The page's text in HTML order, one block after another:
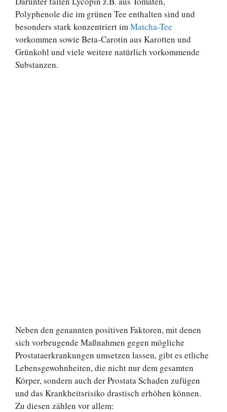
Polyphenole die im grünen Tee enthalten sind und
besonders stark konzentriert imMatcha-Tee
vorkommen sowie Beta-Carotin aus Karotten und
Grünkohl und viele weitere natürlich vorkommende
Substanzen.
Neben den genannten positiven Faktoren, mit denen
sich vorbeugende Maßnahmen gegen mögliche
Prostataerkrankungen umsetzen lassen, gibt es etliche
Lebensgewohnheiten, die nicht nur dem gesamten
Körper, sondern auch der Prostata Schaden zufügen
und das Krankheitsrisiko drastisch erhöhen können.
Zu diesen zählen vor allem: